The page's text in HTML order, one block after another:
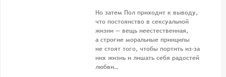
Но затем Пол приходит к выводу,
что постоянство в сексуальной
жизни — вещь неестественная,
а строгие моральные принципы
не стоят того, чтобы портить из-за
них жизнь и лишать себя радостей
любви…